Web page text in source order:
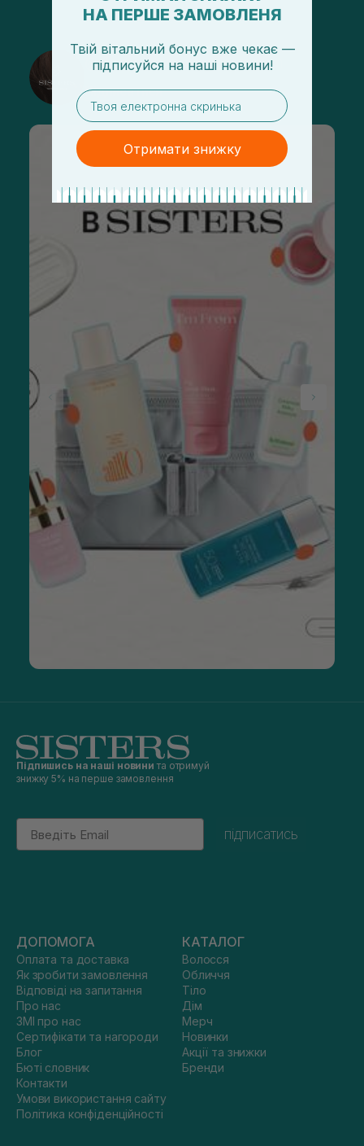
@sisters_stelmakh в Instagram
Підписатися
Підпишись на наші новини та отримуй
знижку 5% на перше замовлення
Email
підписатись
ДОПОМОГА
Оплата та доставка
Як зробити замовлення
Відповіді на запитання
Про нас
ЗМІ про нас
Сертифікати та нагороди
Блог
Бюті словник
Контакти
Умови використання сайту
Політика конфіденційності
КАТАЛОГ
Волосся
Обличчя
Тіло
Дім
Мерч
Новинки
Акції та знижки
Бренди
НА ПЕРШЕ ЗАМОВЛЕНЯ
Твій вітальний бонус вже чекає —
підписуйся на наші новини!
email
Отримати знижку